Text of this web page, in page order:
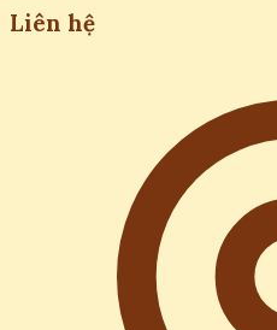
Liên hệ